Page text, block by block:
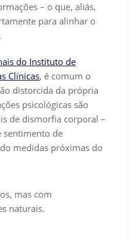
– o que, aliás,
para alinhar o
do Instituto de
Clínicas, é comum o
distorcida da própria
psicológicas são
de dismorfia corporal –
sentimento de
medidas próximas do
mas com
naturais.